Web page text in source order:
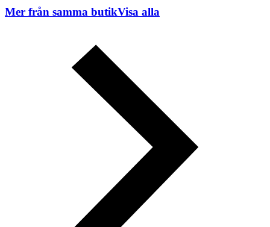
Mer från samma butikVisa alla